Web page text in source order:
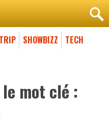
SHOWBIZZ TECH
mot clé :